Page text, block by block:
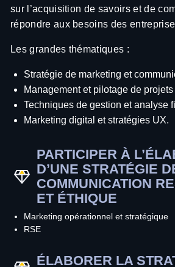
sur l’acquisition de savoirs et de
répondre aux besoins des
Les grandes thématiques :
Stratégie de marketing et
Management et pilotage de
Techniques de gestion et analyse
Marketing digital et stratégies UX.
PARTICIPER À
D’UNE STRATÉGIE
COMMUNICATION
ET ÉTHIQUE
Marketing opérationnel et stratégique
RSE
ÉLABORER LA